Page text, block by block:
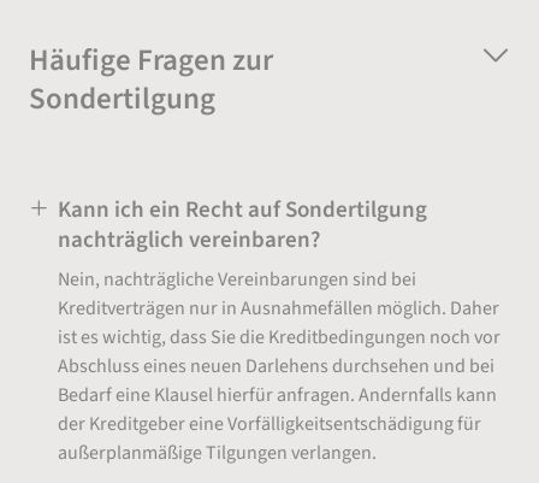
Häufige Fragen zur
Sondertilgung
Kann ich ein Recht auf Sondertilgung
nachträglich vereinbaren?
Nein, nachträgliche Vereinbarungen sind bei
Kreditverträgen nur in Ausnahmefällen möglich. Daher
ist es wichtig, dass Sie die Kreditbedingungen noch vor
Abschluss eines neuen Darlehens durchsehen und bei
Bedarf eine Klausel hierfür anfragen. Andernfalls kann
der Kreditgeber eine Vorfälligkeitsentschädigung für
außerplanmäßige Tilgungen verlangen.